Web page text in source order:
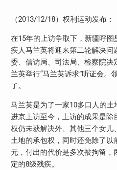
（2013/12/18）权利运动发布：
在15年的上访争取下，新疆呼
疾人马兰英将迎来第二轮解决问
委、信访局、司法局、检察院决
兰英举行“马兰英诉求”听证会。
了。
马兰英是为了一家10多口人的土
进京上访至今，上访的成果是除
权仍未获解决外、其他三个女儿
土地的承包权，同时还免除了以
元，付出的代价是多次被拘留
定的8级残疾。